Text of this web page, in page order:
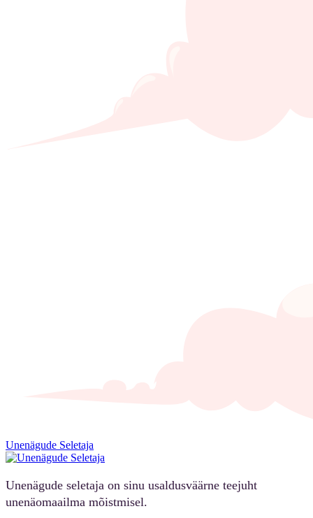
Unenägude Seletaja
Unenägude seletaja on sinu usaldusväärne teejuht
unenäomaailma mõistmisel.